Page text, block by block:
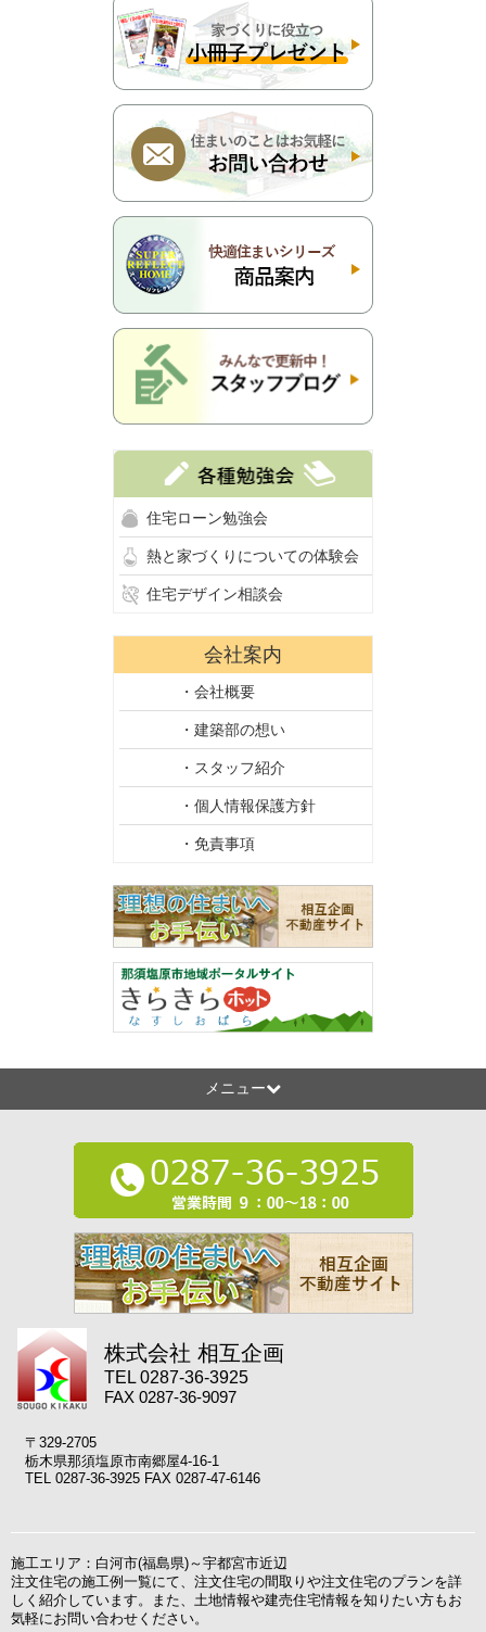
住宅ローン勉強会
熱と家づくりについての体験会
住宅デザイン相談会
会社案内
・会社概要
・建築部の想い
・スタッフ紹介
・個人情報保護方針
・免責事項
メニュー
株式会社 相互企画
TEL 0287-36-3925
FAX 0287-36-9097
〒329-2705
栃木県那須塩原市南郷屋4-16-1
TEL 0287-36-3925 FAX 0287-47-6146
施工エリア：白河市(福島県)～宇都宮市近辺
注文住宅の施工例一覧にて、注文住宅の間取りや注文住宅のプランを詳
しく紹介しています。また、土地情報や建売住宅情報を知りたい方もお
気軽にお問い合わせください。